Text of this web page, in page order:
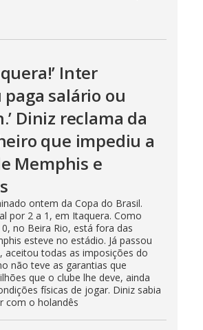
Inter
paga salário ou
Diniz reclama da
que impediu a
Memphis e
ontem da Copa do Brasil.
por 2 a 1, em Itaquera. Como
no Beira Rio, está fora das
esteve no estádio. Já passou
aceitou todas as imposições do
não teve as garantias que
que o clube lhe deve, ainda
físicas de jogar. Diniz sabia
com o holandês